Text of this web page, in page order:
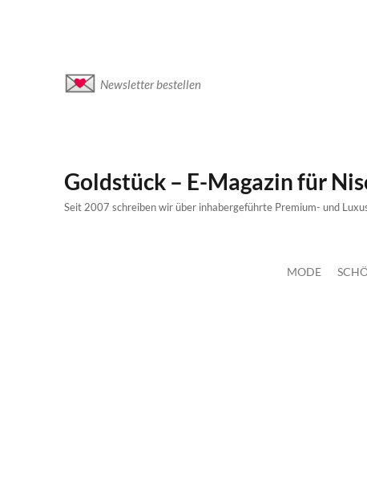
Newsletter bestellen
Goldstück – E-Magazin für
Seit 2007 schreiben wir über inhabergeführte Premium- und
MODE